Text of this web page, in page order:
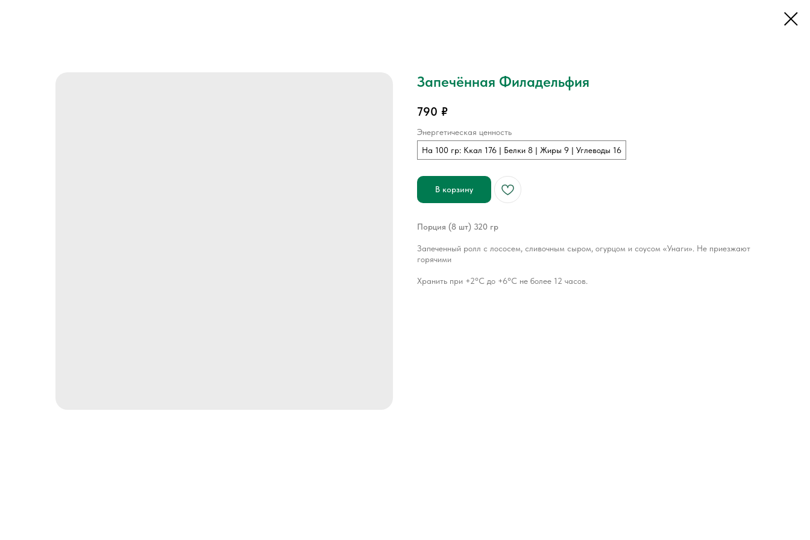
Запечённая Филадельфия
790 ₽
Энергетическая ценность
На 100 гр: Ккал 176 | Белки 8 | Жиры 9 | Углеводы 16
В корзину
Порция (8 шт) 320 гр
Запеченный ролл с лососем, сливочным сыром, огурцом и соусом «Унаги». Не приезжают
горячими
Хранить при +2°С до +6°С не более 12 часов.